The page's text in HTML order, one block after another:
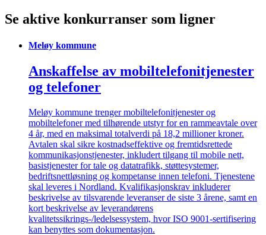
Se aktive konkurranser som ligner
Meløy kommune
Anskaffelse av mobiltelefonitjenester
og telefoner
Meløy kommune trenger mobiltelefonitjenester og
mobiltelefoner med tilhørende utstyr for en rammeavtale over
4 år, med en maksimal totalverdi på 18,2 millioner kroner.
Avtalen skal sikre kostnadseffektive og fremtidsrettede
kommunikasjonstjenester, inkludert tilgang til mobile nett,
basistjenester for tale og datatrafikk, støttesystemer,
bedriftsnettløsning og kompetanse innen telefoni. Tjenestene
skal leveres i Nordland. Kvalifikasjonskrav inkluderer
beskrivelse av tilsvarende leveranser de siste 3 årene, samt en
kort beskrivelse av leverandørens
kvalitetssikrings-/ledelsessystem, hvor ISO 9001-sertifisering
kan benyttes som dokumentasjon.